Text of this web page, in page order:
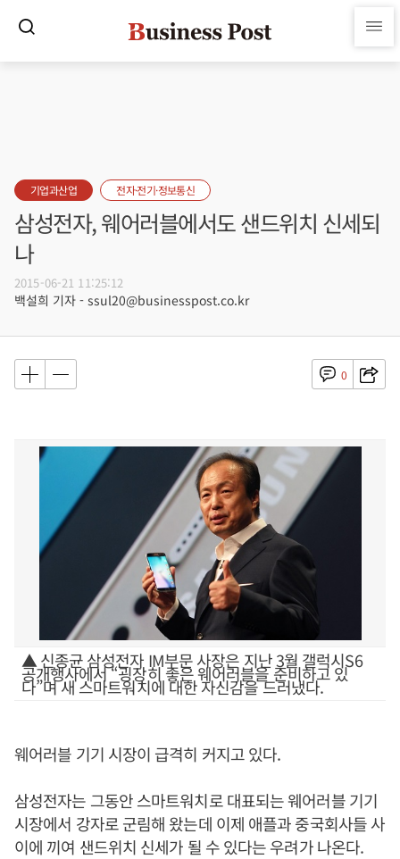
기업과산업 전자·전기·정보통신
삼성전자, 웨어러블에서도 샌드위치 신세되
나
2015-06-21 11:25:12
백설희 기자 - ssul20@businesspost.co.kr
0
▲ 신종균 삼성전자 IM부문 사장은 지난 3월 갤럭시S6
공개행사에서 “굉장히 좋은 웨어러블을 준비하고 있
다”며 새 스마트워치에 대한 자신감을 드러냈다.
웨어러블 기기 시장이 급격히 커지고 있다.
삼성전자는 그동안 스마트워치로 대표되는 웨어러블 기기
시장에서 강자로 군림해 왔는데 이제 애플과 중국회사들 사
이에 끼여 샌드위치 신세가 될 수 있다는 우려가 나온다.